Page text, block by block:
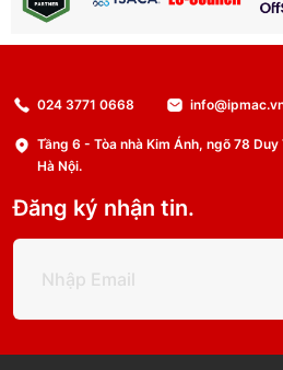
024 3771 0668
Tầng 6 - Tòa nhà Kim Ánh, ngõ 78
Hà Nội.
Đăng ký nhận tin.